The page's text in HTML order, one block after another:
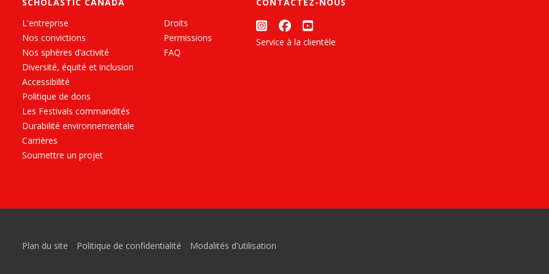
L'entreprise
Nos convictions
Nos sphères d’activité
Diversité, équité et inclusion
Accessibilité
Politique de dons
Les Festivals commandités
Durabilité environnementale
Carrières
Soumettre un projet
Droits
Permissions
FAQ
Service à la clientèle
Plan du site Politique de confidentialité Modalités d'utilisation